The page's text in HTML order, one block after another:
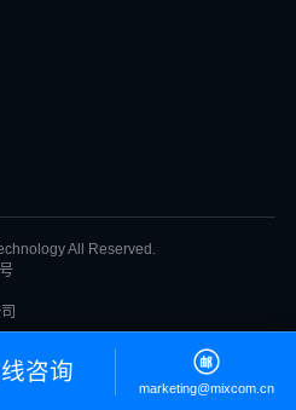
All Reserved.
咨询
marketing@mixcom.cn